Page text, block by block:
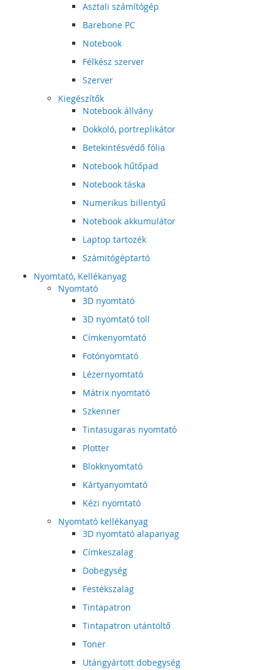
Asztali számítógép
Barebone PC
Notebook
Félkész szerver
Szerver
Kiegészítők
Notebook állvány
Dokkoló, portreplikátor
Betekintésvédő fólia
Notebook hűtőpad
Notebook táska
Numerikus billentyű
Notebook akkumulátor
Laptop tartozék
Számitógéptartó
Nyomtató, Kellékanyag
Nyomtató
3D nyomtató
3D nyomtató toll
Címkenyomtató
Fotónyomtató
Lézernyomtató
Mátrix nyomtató
Szkenner
Tintasugaras nyomtató
Plotter
Blokknyomtató
Kártyanyomtató
Kézi nyomtató
Nyomtató kellékanyag
3D nyomtató alapanyag
Címkeszalag
Dobegység
Festékszalag
Tintapatron
Tintapatron utántöltő
Toner
Utángyártott dobegység